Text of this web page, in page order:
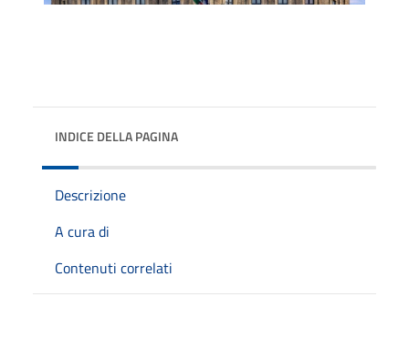
INDICE DELLA PAGINA
Descrizione
A cura di
Contenuti correlati